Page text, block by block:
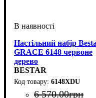
Настільний набір
GRACE 6148 червоне
дерево
BESTAR
6148XDU
6 570.00грн